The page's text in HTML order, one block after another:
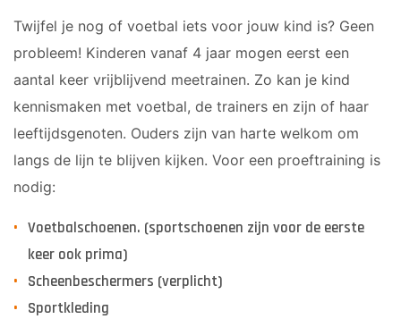
Vrouwen 1
Veteranen
35/45 Plus
Walking Football
JUNIOREN
JO14-2
JO15-2
Lid worden
Ledenshop
Contact
Twijfel je nog of voetbal iets voor jouw kind is? Geen
probleem! Kinderen vanaf 4 jaar mogen eerst een
aantal keer vrijblijvend meetrainen. Zo kan je kind
kennismaken met voetbal, de trainers en zijn of haar
leeftijdsgenoten. Ouders zijn van harte welkom om
langs de lijn te blijven kijken. Voor een proeftraining is
nodig:
Voetbalschoenen. (sportschoenen zijn voor de eerste
keer ook prima)
Scheenbeschermers (verplicht)
Sportkleding